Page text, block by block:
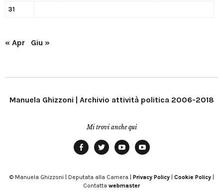
31
« Apr Giu »
Manuela Ghizzoni | Archivio attività politica 2006-2018
Mi trovi anche qui
Modena
© Manuela Ghizzoni | Deputata alla Camera | Privacy Policy| Cookie Policy|
Contatta webmaster